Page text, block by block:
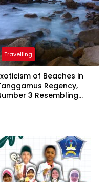
Travelling
of Beaches in
Regency,
3 Resembling